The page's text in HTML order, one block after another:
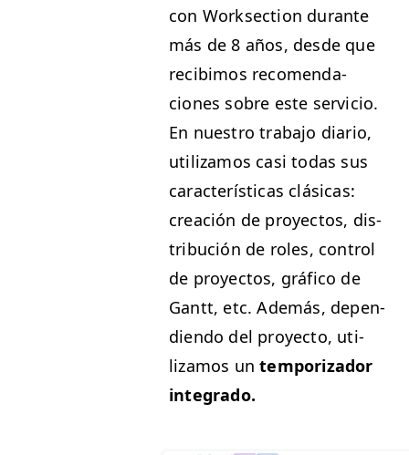
con Work­sec­tion durante
más de 8 años, des­de que
recibi­mos recomen­da­
ciones sobre este ser­vi­cio.
En nue­stro tra­ba­jo diario,
uti­lizamos casi todas sus
car­ac­terís­ti­cas clási­cas:
creación de proyec­tos, dis­
tribu­ción de roles, con­trol
de proyec­tos, grá­fi­co de
Gantt, etc. Además, depen­
di­en­do del proyec­to, uti­
lizamos untem­po­rizador
integrado.